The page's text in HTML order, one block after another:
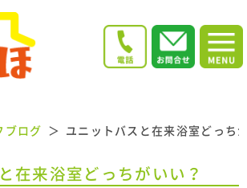
ブログ ユニットバスと在来浴室どっち
在来浴室どっちがいい？